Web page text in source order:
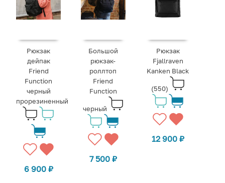
Рюкзак
дейпак
Friend
Function
черный
прорезиненный
6 900 ₽
Большой
рюкзак-
роллтоп
Friend
Function
черный
7 500 ₽
Рюкзак
Fjallraven
Kanken Black
(550)
12 900 ₽